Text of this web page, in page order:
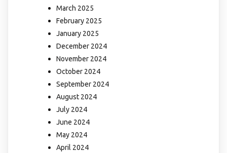
March 2025
February 2025
January 2025
December 2024
November 2024
October 2024
September 2024
August 2024
July 2024
June 2024
May 2024
April 2024